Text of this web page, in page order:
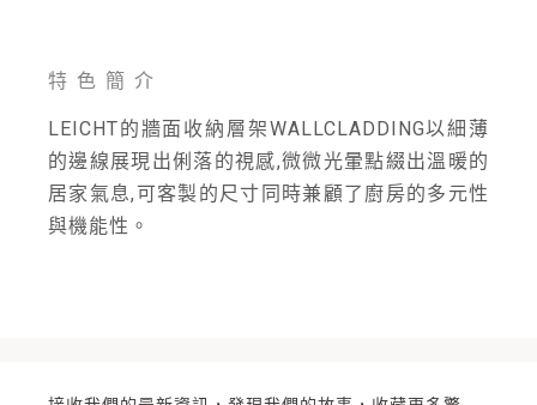
特色簡介
LEICHT的牆面收納層架WALLCLADDING以細薄
的邊線展現出俐落的視感,微微光暈點綴出溫暖的
居家氣息,可客製的尺寸同時兼顧了廚房的多元性
與機能性。